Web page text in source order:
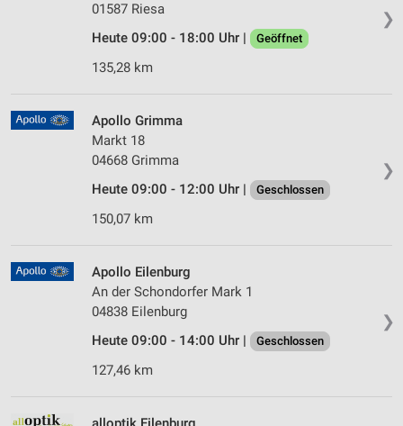
❯
01587 Riesa
Heute 09:00 - 18:00 Uhr |
Geöffnet
135,28 km
❯
Apollo Grimma
Markt 18
04668 Grimma
Heute 09:00 - 12:00 Uhr |
Geschlossen
150,07 km
❯
Apollo Eilenburg
An der Schondorfer Mark 1
04838 Eilenburg
Heute 09:00 - 14:00 Uhr |
Geschlossen
127,46 km